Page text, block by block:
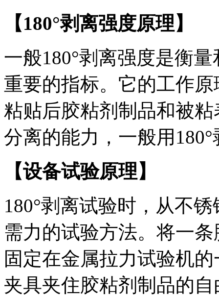
【180°剥离强度原理】
一般180°剥离强度是衡
重要的指标。它的工作
粘贴后胶粘剂制品和被
分离的能力，一般用
【设备试验原理】
180°剥离试验时，从不
需力的试验方法。将一
固定在金属拉力试验机
夹具夹住胶粘剂制品的